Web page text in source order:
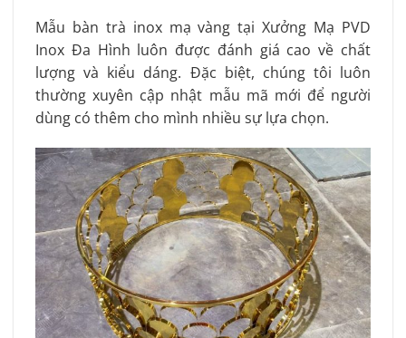
Mẫu bàn trà inox mạ vàng tại Xưởng Mạ PVD
Inox Đa Hình luôn được đánh giá cao về chất
lượng và kiểu dáng. Đặc biệt, chúng tôi luôn
thường xuyên cập nhật mẫu mã mới để người
dùng có thêm cho mình nhiều sự lựa chọn.